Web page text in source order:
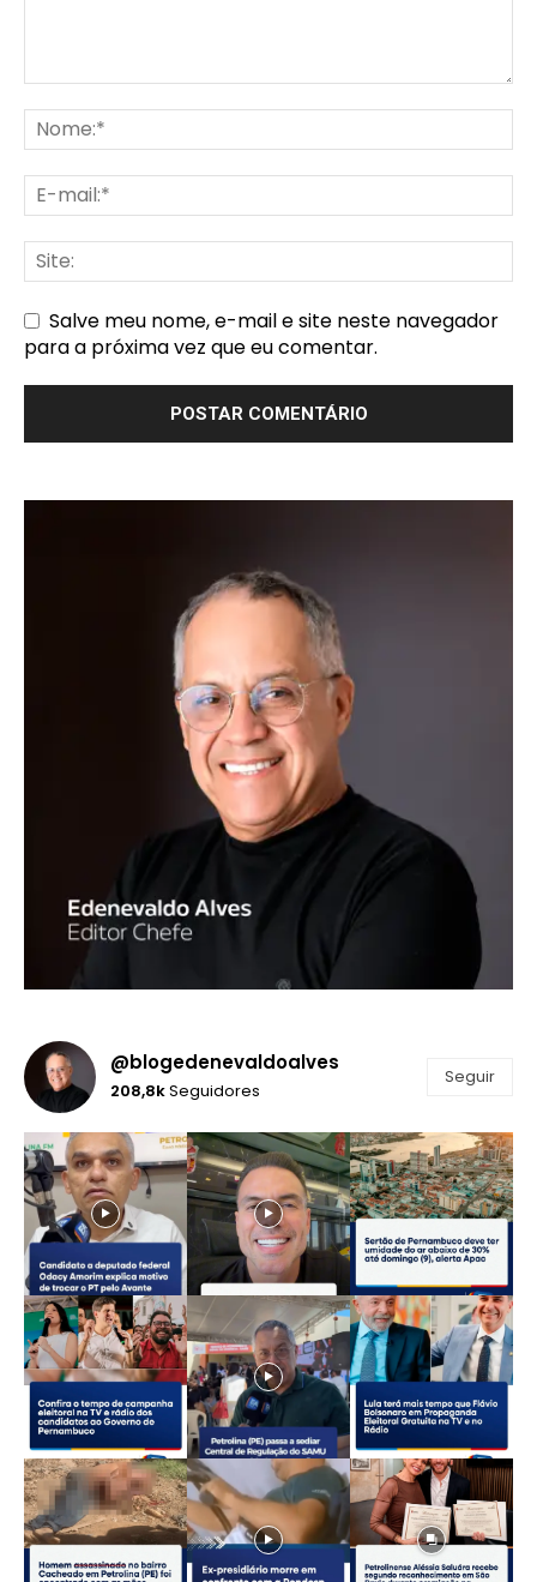
Salve meu nome, e-mail e site neste navegador
para a próxima vez que eu comentar.
@blogedenevaldoalves
208,8kSeguidores
Seguir